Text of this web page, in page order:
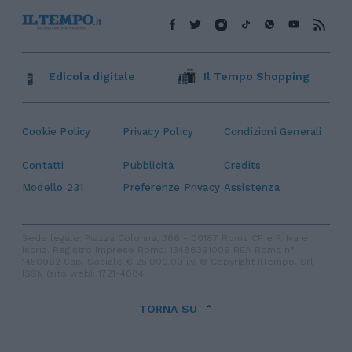
Cookie Policy Privacy Policy Condizioni Generali
Contatti Pubblicità
Credits
Modello 231
Preferenze Privacy Assistenza
Edicola digitale Il Tempo Shopping
TORNA SU